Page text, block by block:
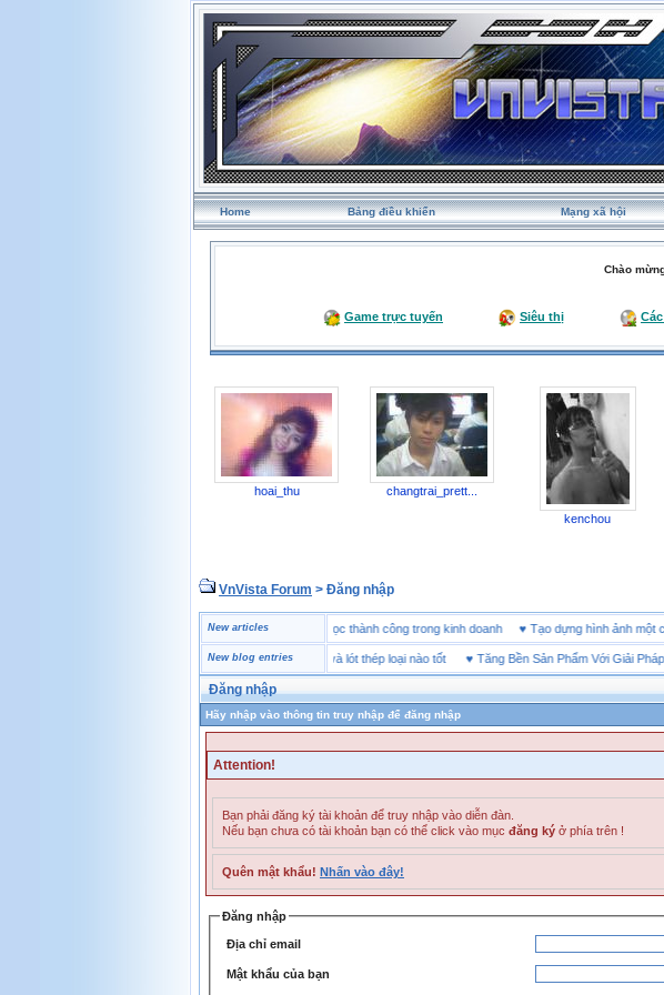
Home Bảng điều khiển Mạng xã hội
Chào
Game trực tuyến Siêu thị
hoai_thu changtrai_prett...
kenchou
VnVista Forum > Đăng nhập
New articles
Một số câu hỏi phỏng vấn “đặc biệt” của Microsoft 4 bài học thành công trong kinh doanh♥Tạo dựng hình ảnh
New blog entries
Giày bảo hộ lót Kevlar và lót thép loại nào tốt♥ Tăng Bền Sản Phẩm Với Giải Pháp
Đăng nhập
Hãy nhập vào thông tin truy nhập để đăng nhập
Attention!
Bạn phải đăng ký tài khoản để truy nhập vào diễn đàn.
Nếu bạn chưa có tài khoản bạn có thể click vào mục đăng ký ở phía trên !
Quên mật khẩu! Nhấn vào đây!
Đăng nhập
Địa chỉ email
Mật khẩu của bạn